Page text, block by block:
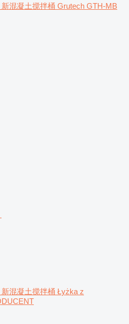
新混凝土搅拌桶 Grutech GTH-MB
新混凝土搅拌桶 Łyżka z